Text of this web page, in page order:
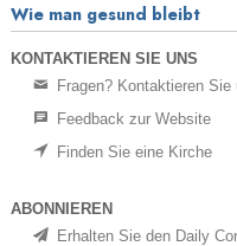
Wie man gesund bleibt
KONTAKTIEREN SIE UNS
Fragen? Kontaktieren Sie
Feedback zur Website
Finden Sie eine Kirche
ABONNIEREN
Erhalten Sie den Daily